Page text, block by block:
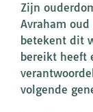
Zijn
Avraham oud
betekent dit
bereikt heeft
volgende